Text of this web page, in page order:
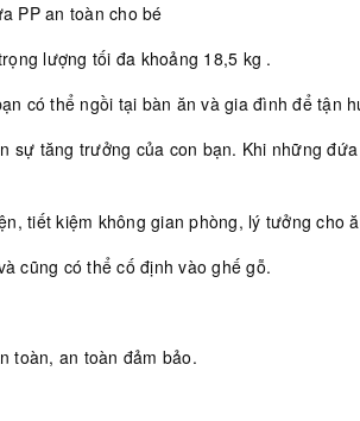
PP an toàn cho bé
lượng tối đa khoảng 18,5 kg .
có thể ngồi tại bàn ăn và gia đình để tận
tăng trưởng của con bạn. Khi những
tiết kiệm không gian phòng, lý tưởng cho
cũng có thể cố định vào ghế gỗ.
toàn, an toàn đảm bảo.